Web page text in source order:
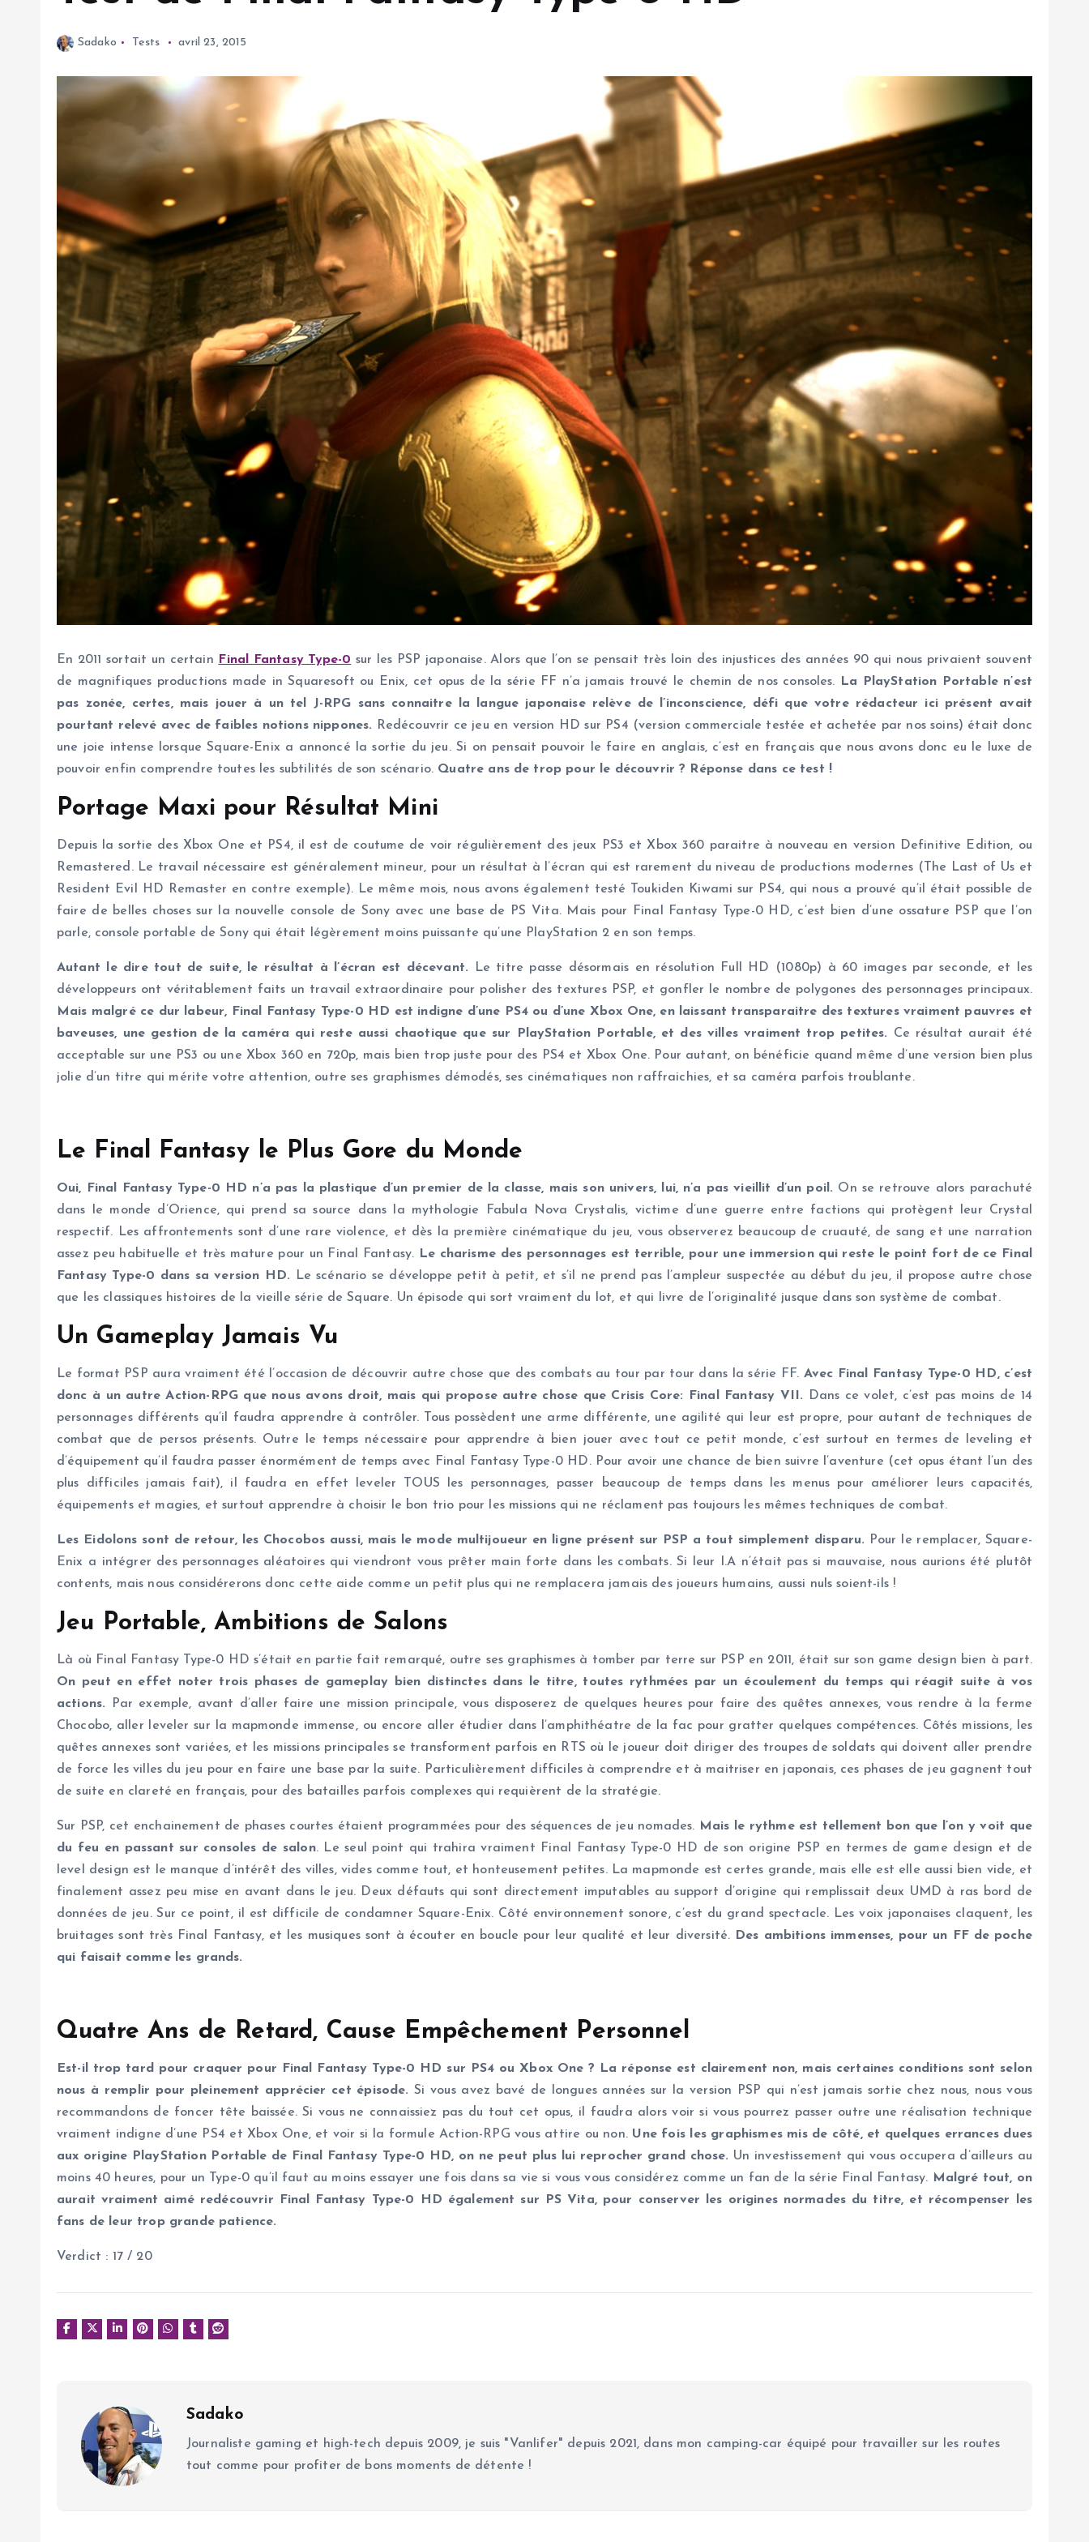
Sadako Tests avril 23, 2015
En 2011 sortait un certain Final Fantasy Type-0 sur les PSP japonaise. Alors que l’on se pensait très loin des injustices des années 90 qui nous privaient souvent
de magnifiques productions made in Squaresoft ou Enix, cet opus de la série FF n’a jamais trouvé le chemin de nos consoles. La PlayStation Portable n’est
pas zonée, certes, mais jouer à un tel J-RPG sans connaitre la langue japonaise relève de l’inconscience, défi que votre rédacteur ici présent avait
pourtant relevé avec de faibles notions nippones. Redécouvrir ce jeu en version HD sur PS4 (version commerciale testée et achetée par nos soins) était donc
une joie intense lorsque Square-Enix a annoncé la sortie du jeu. Si on pensait pouvoir le faire en anglais, c’est en français que nous avons donc eu le luxe de
pouvoir enfin comprendre toutes les subtilités de son scénario. Quatre ans de trop pour le découvrir ? Réponse dans ce test !
Portage Maxi pour Résultat Mini
Depuis la sortie des Xbox One et PS4, il est de coutume de voir régulièrement des jeux PS3 et Xbox 360 paraitre à nouveau en version Definitive Edition, ou
Remastered. Le travail nécessaire est généralement mineur, pour un résultat à l’écran qui est rarement du niveau de productions modernes (The Last of Us et
Resident Evil HD Remaster en contre exemple). Le même mois, nous avons également testé Toukiden Kiwami sur PS4, qui nous a prouvé qu’il était possible de
faire de belles choses sur la nouvelle console de Sony avec une base de PS Vita. Mais pour Final Fantasy Type-0 HD, c’est bien d’une ossature PSP que l’on
parle, console portable de Sony qui était légèrement moins puissante qu’une PlayStation 2 en son temps.
Autant le dire tout de suite, le résultat à l’écran est décevant. Le titre passe désormais en résolution Full HD (1080p) à 60 images par seconde, et les
développeurs ont véritablement faits un travail extraordinaire pour polisher des textures PSP, et gonfler le nombre de polygones des personnages principaux.
Mais malgré ce dur labeur, Final Fantasy Type-0 HD est indigne d’une PS4 ou d’une Xbox One, en laissant transparaitre des textures vraiment pauvres et
baveuses, une gestion de la caméra qui reste aussi chaotique que sur PlayStation Portable, et des villes vraiment trop petites. Ce résultat aurait été
acceptable sur une PS3 ou une Xbox 360 en 720p, mais bien trop juste pour des PS4 et Xbox One. Pour autant, on bénéficie quand même d’une version bien plus
jolie d’un titre qui mérite votre attention, outre ses graphismes démodés, ses cinématiques non raffraichies, et sa caméra parfois troublante.
Le Final Fantasy le Plus Gore du Monde
Oui, Final Fantasy Type-0 HD n’a pas la plastique d’un premier de la classe, mais son univers, lui, n’a pas vieillit d’un poil. On se retrouve alors parachuté
dans le monde d’Orience, qui prend sa source dans la mythologie Fabula Nova Crystalis, victime d’une guerre entre factions qui protègent leur Crystal
respectif. Les affrontements sont d’une rare violence, et dès la première cinématique du jeu, vous observerez beaucoup de cruauté, de sang et une narration
assez peu habituelle et très mature pour un Final Fantasy. Le charisme des personnages est terrible, pour une immersion qui reste le point fort de ce Final
Fantasy Type-0 dans sa version HD. Le scénario se développe petit à petit, et s’il ne prend pas l’ampleur suspectée au début du jeu, il propose autre chose
que les classiques histoires de la vieille série de Square. Un épisode qui sort vraiment du lot, et qui livre de l’originalité jusque dans son système de combat.
Un Gameplay Jamais Vu
Le format PSP aura vraiment été l’occasion de découvrir autre chose que des combats au tour par tour dans la série FF. Avec Final Fantasy Type-0 HD, c’est
donc à un autre Action-RPG que nous avons droit, mais qui propose autre chose que Crisis Core: Final Fantasy VII. Dans ce volet, c’est pas moins de 14
personnages différents qu’il faudra apprendre à contrôler. Tous possèdent une arme différente, une agilité qui leur est propre, pour autant de techniques de
combat que de persos présents. Outre le temps nécessaire pour apprendre à bien jouer avec tout ce petit monde, c’est surtout en termes de leveling et
d’équipement qu’il faudra passer énormément de temps avec Final Fantasy Type-0 HD. Pour avoir une chance de bien suivre l’aventure (cet opus étant l’un des
plus difficiles jamais fait), il faudra en effet leveler TOUS les personnages, passer beaucoup de temps dans les menus pour améliorer leurs capacités,
équipements et magies, et surtout apprendre à choisir le bon trio pour les missions qui ne réclament pas toujours les mêmes techniques de combat.
Les Eidolons sont de retour, les Chocobos aussi, mais le mode multijoueur en ligne présent sur PSP a tout simplement disparu. Pour le remplacer, Square-
Enix a intégrer des personnages aléatoires qui viendront vous prêter main forte dans les combats. Si leur I.A n’était pas si mauvaise, nous aurions été plutôt
contents, mais nous considérerons donc cette aide comme un petit plus qui ne remplacera jamais des joueurs humains, aussi nuls soient-ils !
Jeu Portable, Ambitions de Salons
Là où Final Fantasy Type-0 HD s’était en partie fait remarqué, outre ses graphismes à tomber par terre sur PSP en 2011, était sur son game design bien à part.
On peut en effet noter trois phases de gameplay bien distinctes dans le titre, toutes rythmées par un écoulement du temps qui réagit suite à vos
actions. Par exemple, avant d’aller faire une mission principale, vous disposerez de quelques heures pour faire des quêtes annexes, vous rendre à la ferme
Chocobo, aller leveler sur la mapmonde immense, ou encore aller étudier dans l’amphithéatre de la fac pour gratter quelques compétences. Côtés missions, les
quêtes annexes sont variées, et les missions principales se transforment parfois en RTS où le joueur doit diriger des troupes de soldats qui doivent aller prendre
de force les villes du jeu pour en faire une base par la suite. Particulièrement difficiles à comprendre et à maitriser en japonais, ces phases de jeu gagnent tout
de suite en clareté en français, pour des batailles parfois complexes qui requièrent de la stratégie.
Sur PSP, cet enchainement de phases courtes étaient programmées pour des séquences de jeu nomades. Mais le rythme est tellement bon que l’on y voit que
du feu en passant sur consoles de salon. Le seul point qui trahira vraiment Final Fantasy Type-0 HD de son origine PSP en termes de game design et de
level design est le manque d’intérêt des villes, vides comme tout, et honteusement petites. La mapmonde est certes grande, mais elle est elle aussi bien vide, et
finalement assez peu mise en avant dans le jeu. Deux défauts qui sont directement imputables au support d’origine qui remplissait deux UMD à ras bord de
données de jeu. Sur ce point, il est difficile de condamner Square-Enix. Côté environnement sonore, c’est du grand spectacle. Les voix japonaises claquent, les
bruitages sont très Final Fantasy, et les musiques sont à écouter en boucle pour leur qualité et leur diversité. Des ambitions immenses, pour un FF de poche
qui faisait comme les grands.
Quatre Ans de Retard, Cause Empêchement Personnel
Est-il trop tard pour craquer pour Final Fantasy Type-0 HD sur PS4 ou Xbox One ? La réponse est clairement non, mais certaines conditions sont selon
nous à remplir pour pleinement apprécier cet épisode. Si vous avez bavé de longues années sur la version PSP qui n’est jamais sortie chez nous, nous vous
recommandons de foncer tête baissée. Si vous ne connaissiez pas du tout cet opus, il faudra alors voir si vous pourrez passer outre une réalisation technique
vraiment indigne d’une PS4 et Xbox One, et voir si la formule Action-RPG vous attire ou non. Une fois les graphismes mis de côté, et quelques errances dues
aux origine PlayStation Portable de Final Fantasy Type-0 HD, on ne peut plus lui reprocher grand chose. Un investissement qui vous occupera d’ailleurs au
moins 40 heures, pour un Type-0 qu’il faut au moins essayer une fois dans sa vie si vous vous considérez comme un fan de la série Final Fantasy. Malgré tout, on
aurait vraiment aimé redécouvrir Final Fantasy Type-0 HD également sur PS Vita, pour conserver les origines normades du titre, et récompenser les
fans de leur trop grande patience.
Verdict : 17 / 20
Sadako
Journaliste gaming et high-tech depuis 2009, je suis "Vanlifer" depuis 2021, dans mon camping-car équipé pour travailler sur les routes
tout comme pour profiter de bons moments de détente !